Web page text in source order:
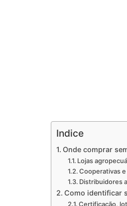
Indice
Onde comprar
Lojas
Cooperativas
Distribuidores
Como identificar
Certificação,